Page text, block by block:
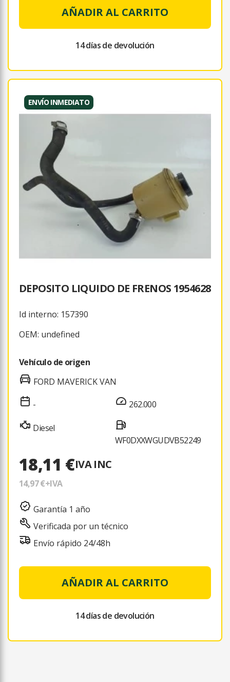
AÑADIR AL CARRITO
14 días de devolución
ENVÍO INMEDIATO
DEPOSITO LIQUIDO DE FRENOS 1954628
Id interno: 157390
OEM: undefined
Vehículo de origen
FORD MAVERICK VAN
-
Diesel
262.000
WF0DXXWGUDVB52249
18,11 €IVA INC
14,97 €+IVA
Garantía 1 año
Verificada por un técnico
Envío rápido 24/48h
AÑADIR AL CARRITO
14 días de devolución